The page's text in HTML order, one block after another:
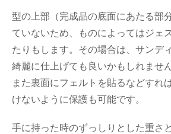
型の上部（完成品の底面にあたる部
ていないため、ものによってはジェ
たりもします。その場合は、サンデ
綺麗に仕上げても良いかもしれません
また裏面にフェルトを貼るなどすれ
けないように保護も可能です。
手に持った時のずっしりとした重さ